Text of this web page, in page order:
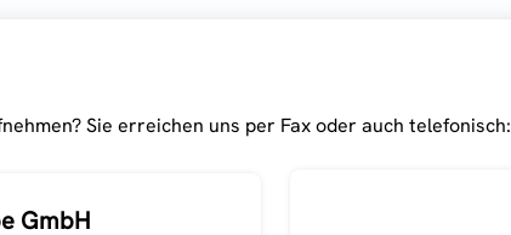
Sie erreichen uns per Fax oder auch telefonisch:
GmbH